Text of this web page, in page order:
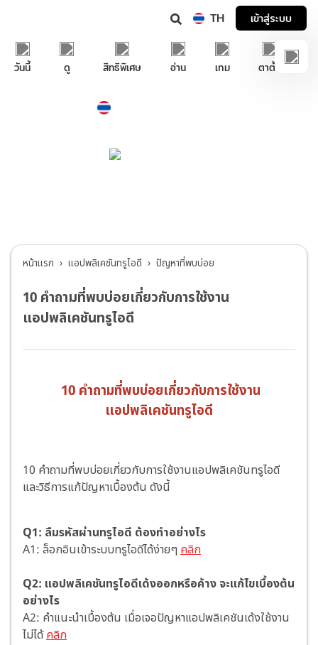
TH เข้าสู่ระบบ
วันนี้ ดู สิทธิพิเศษ อ่าน เกม ตาตั้ง
หน้าแรก แอปพลิเคชันทรูไอดี ปัญหาที่พบบ่อย
10 คำถามที่พบบ่อยเกี่ยวกับการใช้งาน
แอปพลิเคชันทรูไอดี
10 คำถามที่พบบ่อยเกี่ยวกับการใช้งาน
แอปพลิเคชันทรูไอดี
10 คำถามที่พบบ่อยเกี่ยวกับการใช้งานแอปพลิเคชันทรูไอดี
และวิธีการแก้ปัญหาเบื้องต้น ดังนี้
Q1: ลืมรหัสผ่านทรูไอดี ต้องทำอย่างไร
A1: ล็อกอินเข้าระบบทรูไอดีได้ง่ายๆ คลิก
Q2: แอปพลิเคชันทรูไอดีเด้งออกหรือค้าง จะแก้ไขเบื้องต้น
อย่างไร
A2: คำแนะนำเบื้องต้น เมื่อเจอปัญหาแอปพลิเคชันเด้งใช้งาน
ไม่ได้คลิก